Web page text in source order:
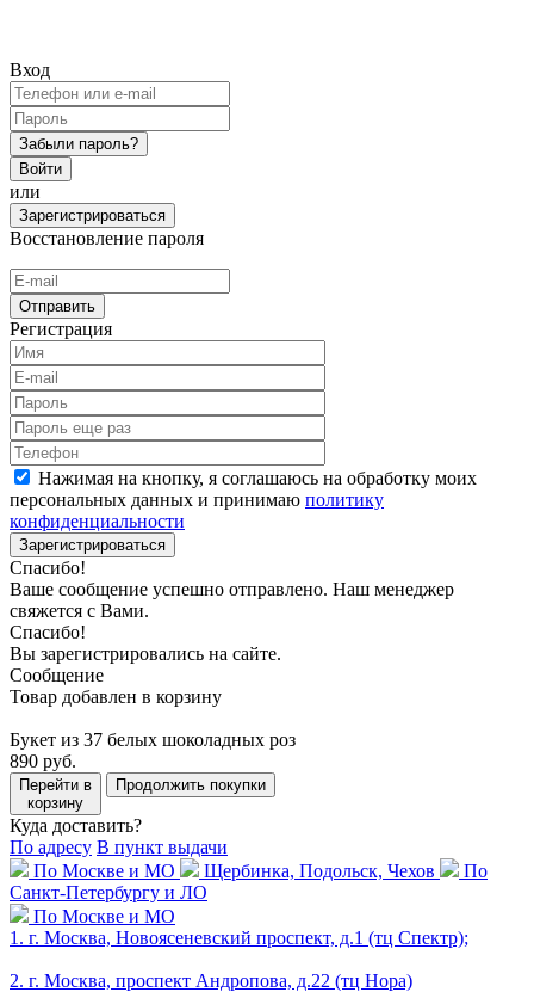
Вход
Забыли пароль?
Войти
или
Зарегистрироваться
Восстановление пароля
Отправить
Регистрация
Нажимая на кнопку, я соглашаюсь на обработку моих
персональных данных и принимаю политику
конфиденциальности
Зарегистрироваться
Спасибо!
Ваше сообщение успешно отправлено. Наш менеджер
свяжется с Вами.
Спасибо!
Вы зарегистрировались на сайте.
Сообщение
Товар добавлен в корзину
Букет из 37 белых шоколадных роз
890 руб.
Перейти в
корзину
Продолжить покупки
Куда доставить?
По адресу В пункт выдачи
По Москве и МО
Щербинка, Подольск, Чехов
По
Санкт-Петербургу и ЛО
По Москве и МО
1. г. Москва, Новоясеневский проспект, д.1 (тц Спектр);
2. г. Москва, проспект Андропова, д.22 (тц Нора)